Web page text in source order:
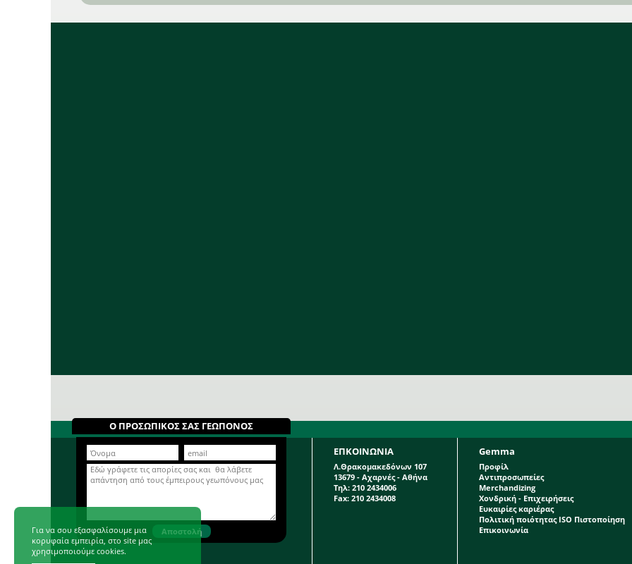
Ο ΠΡΟΣΩΠΙΚΟΣ ΣΑΣ ΓΕΩΠΟΝΟΣ
ΕΠΚΟΙΝΩΝΙΑ
Λ.Θρακομακεδόνων 107
13679 - Αχαρνές - Αθήνα
Τηλ: 210 2434006
Fax: 210 2434008
Gemma
Προφίλ
Αντιπροσωπείες
Merchandizing
Χονδρική - Επιχειρήσεις
Ευκαιρίες καριέρας
Πολιτική ποιότητας ISO Πιστοποίηση
Επικοινωνία
Για να σου εξασφαλίσουμε μια
κορυφαία εμπειρία, στο site μας
χρησιμοποιούμε cookies.